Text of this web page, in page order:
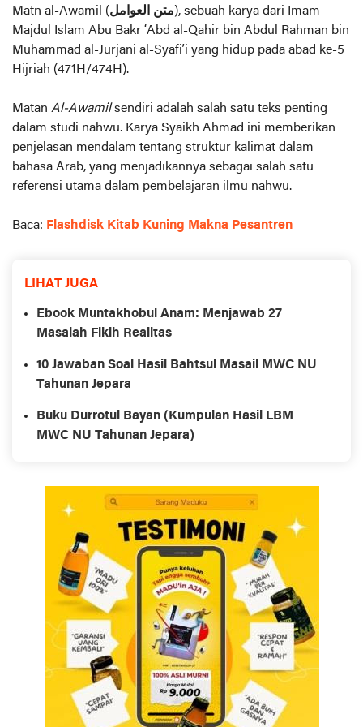
Matn al-Awamil (متن العوامل), sebuah karya dari Imam
Majdul Islam Abu Bakr ‘Abd al-Qahir bin Abdul Rahman bin
Muhammad al-Jurjani al-Syafi’i yang hidup pada abad ke-5
Hijriah (471H/474H).
Matan Al-Awamilsendiri adalah salah satu teks penting
dalam studi nahwu. Karya Syaikh Ahmad ini memberikan
penjelasan mendalam tentang struktur kalimat dalam
bahasa Arab, yang menjadikannya sebagai salah satu
referensi utama dalam pembelajaran ilmu nahwu.
Baca: Flashdisk Kitab Kuning Makna Pesantren
LIHAT JUGA
Ebook Muntakhobul Anam: Menjawab 27
Masalah Fikih Realitas
10 Jawaban Soal Hasil Bahtsul Masail MWC NU
Tahunan Jepara
Buku Durrotul Bayan (Kumpulan Hasil LBM
MWC NU Tahunan Jepara)